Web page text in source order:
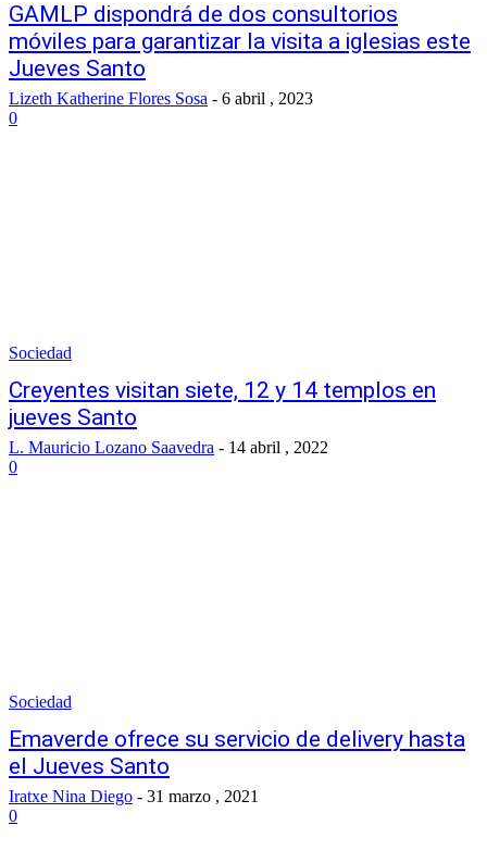
GAMLP dispondrá de dos consultorios
móviles para garantizar la visita a iglesias este
Jueves Santo
Lizeth Katherine Flores Sosa - 6 abril , 2023
0
Sociedad
Creyentes visitan siete, 12 y 14 templos en
jueves Santo
L. Mauricio Lozano Saavedra - 14 abril , 2022
0
Sociedad
Emaverde ofrece su servicio de delivery hasta
el Jueves Santo
Iratxe Nina Diego - 31 marzo , 2021
0